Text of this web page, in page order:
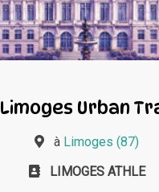
Limoges Urban
à Limoges (87)
LIMOGES ATHLE